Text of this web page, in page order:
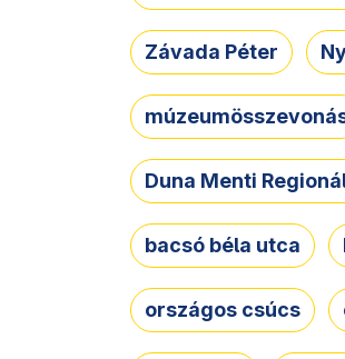
Závada Péter
Duna Menti
bacsó béla utca
országos csúcs